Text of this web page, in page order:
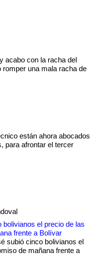
acabo con la racha del
una mala racha de
están ahora abocados
para afrontar el tercer
bolivianos el precio de las
frente a Bolívar
subió cinco bolivianos el
de mañana frente a